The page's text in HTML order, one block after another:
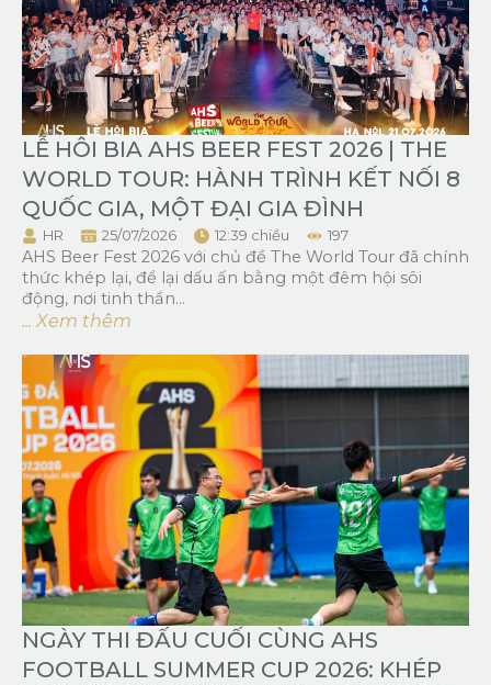
LỄ HÔI BIA AHS BEER FEST 2026 | THE
WORLD TOUR: HÀNH TRÌNH KẾT NỐI 8
QUỐC GIA, MỘT ĐẠI GIA ĐÌNH
HR 25/07/2026 12:39 chiều 197
AHS Beer Fest 2026 với chủ đề The World Tour đã chính
thức khép lại, để lại dấu ấn bằng một đêm hội sôi
động, nơi tinh thần...
... Xem thêm
NGÀY THI ĐẤU CUỐI CÙNG AHS
FOOTBALL SUMMER CUP 2026: KHÉP